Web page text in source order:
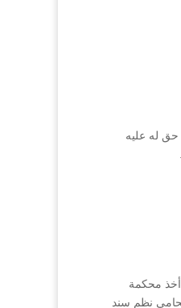
من حق له عليه
أخذ محكمة
نظم سند